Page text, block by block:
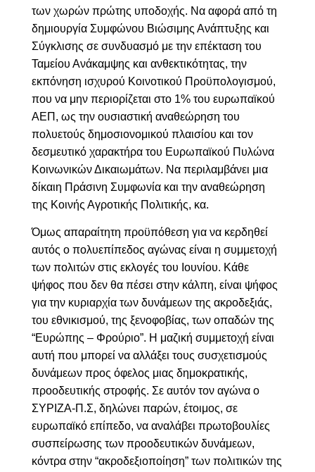
των χωρών πρώτης υποδοχής. Να αφορά από τη
δημιουργία Συμφώνου Βιώσιμης Ανάπτυξης και
Σύγκλισης σε συνδυασμό με την επέκταση του
Ταμείου Ανάκαμψης και ανθεκτικότητας, την
εκπόνηση ισχυρού Κοινοτικού Προϋπολογισμού,
που να μην περιορίζεται στο 1% του ευρωπαϊκού
ΑΕΠ, ως την ουσιαστική αναθεώρηση του
πολυετούς δημοσιονομικού πλαισίου και τον
δεσμευτικό χαρακτήρα του Ευρωπαϊκού Πυλώνα
Κοινωνικών Δικαιωμάτων. Να περιλαμβάνει μια
δίκαιη Πράσινη Συμφωνία και την αναθεώρηση
της Κοινής Αγροτικής Πολιτικής, κα.
Όμως απαραίτητη προϋπόθεση για να κερδηθεί
αυτός ο πολυεπίπεδος αγώνας είναι η συμμετοχή
των πολιτών στις εκλογές του Ιουνίου. Κάθε
ψήφος που δεν θα πέσει στην κάλπη, είναι ψήφος
για την κυριαρχία των δυνάμεων της ακροδεξιάς,
του εθνικισμού, της ξενοφοβίας, των οπαδών της
“Ευρώπης – Φρούριο”. Η μαζική συμμετοχή είναι
αυτή που μπορεί να αλλάξει τους συσχετισμούς
δυνάμεων προς όφελος μιας δημοκρατικής,
προοδευτικής στροφής. Σε αυτόν τον αγώνα ο
ΣΥΡΙΖΑ-Π.Σ, δηλώνει παρών, έτοιμος, σε
ευρωπαϊκό επίπεδο, να αναλάβει πρωτοβουλίες
συσπείρωσης των προοδευτικών δυνάμεων,
κόντρα στην “ακροδεξιοποίηση” των πολιτικών της